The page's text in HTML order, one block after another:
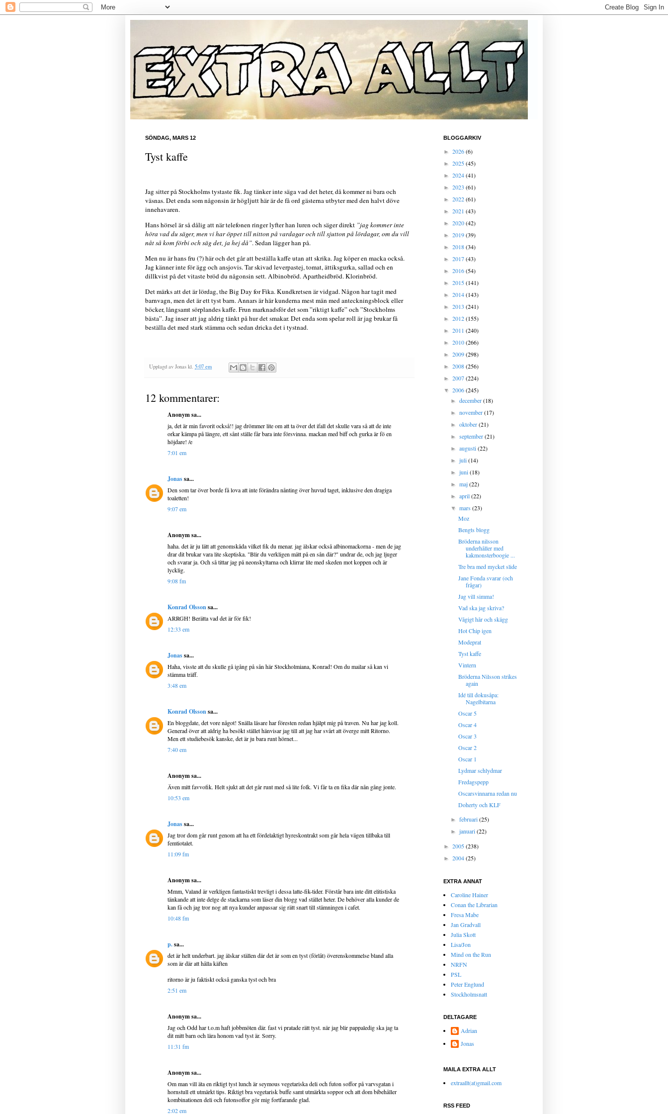
SÖNDAG, MARS 12
Tyst kaffe
Jag sitter på Stockholms tystaste fik. Jag tänker inte säga vad det heter, då kommer ni bara och
väsnas. Det enda som någonsin är högljutt här är de få ord gästerna utbyter med den halvt döve
innehavaren.
Hans hörsel är så dålig att när telefonen ringer lyfter han luren och säger direkt ”jag kommer inte
höra vad du säger, men vi har öppet till nitton på vardagar och till sjutton på lördagar, om du vill
nåt så kom förbi och säg det, ja hej då”. Sedan lägger han på.
Men nu är hans fru (?) här och det går att beställa kaffe utan att skrika. Jag köper en macka också.
Jag känner inte för ägg och ansjovis. Tar skivad leverpastej, tomat, ättiksgurka, sallad och en
dillkvist på det vitaste bröd du någonsin sett. Albinobröd. Apartheidbröd. Klorinbröd.
Det märks att det är lördag, the Big Day for Fika. Kundkretsen är vidgad. Någon har tagit med
barnvagn, men det är ett tyst barn. Annars är här kunderna mest män med anteckningsblock eller
böcker, långsamt sörplandes kaffe. Frun marknadsför det som ”riktigt kaffe” och ”Stockholms
bästa”. Jag inser att jag aldrig tänkt på hur det smakar. Det enda som spelar roll är jag brukar få
beställa det med stark stämma och sedan dricka det i tystnad.
Upplagd av Jonas kl. 5:07 em
12 kommentarer:
Anonym sa...
ja, det är min favorit också!! jag drömmer lite om att ta över det ifall det skulle vara så att de inte
orkar kämpa på längre, ett sånt ställe får bara inte försvinna. mackan med biff och gurka är fö en
höjdare! /e
7:01 em
Jonassa...
Den som tar över borde få lova att inte förändra nånting över huvud taget, inklusive den dragiga
toaletten!
9:07 em
Anonym sa...
haha. det är ju lätt att genomskåda vilket fik du menar. jag älskar också albinomackorna - men de jag
drar dit brukar vara lite skeptiska. "Blir du verkligen mätt på en sån där?" undrar de, och jag ljuger
och svarar ja. Och så tittar jag på neonskyltarna och klirrar lite med skeden mot koppen och är
lycklig.
9:08 fm
Konrad Olssonsa...
ARRGH! Berätta vad det är för fik!
12:33 em
Jonassa...
Haha, visste att du skulle gå igång på sån här Stockholmiana, Konrad! Om du mailar så kan vi
stämma träff.
3:48 em
Konrad Olssonsa...
En bloggdate, det vore något! Snälla läsare har föresten redan hjälpt mig på traven. Nu har jag koll.
Generad över att aldrig ha besökt stället hänvisar jag till att jag har svårt att överge mitt Ritorno.
Men ett studiebesök kanske, det är ju bara runt hörnet...
7:40 em
Anonym sa...
Även mitt favvofik. Helt sjukt att det går runt med så lite folk. Vi får ta en fika där nån gång jonte.
10:53 em
Jonassa...
Jag tror dom går runt genom att ha ett fördelaktigt hyreskontrakt som går hela vägen tillbaka till
femtiotalet.
11:09 fm
Anonym sa...
Mmm, Valand är verkligen fantastiskt trevligt i dessa latte-fik-tider. Förstår bara inte ditt elitistiska
tänkande att inte delge de stackarna som läser din blogg vad stället heter. De behöver alla kunder de
kan få och jag tror nog att nya kunder anpassar sig rätt snart till stämningen i cafet.
10:48 fm
p.sa...
det är helt underbart. jag älskar ställen där det är som en tyst (förlåt) överenskommelse bland alla
som är där att hålla käften
ritorno är ju faktiskt också ganska tyst och bra
2:51 em
Anonym sa...
Jag och Odd har t.o.m haft jobbmöten där. fast vi pratade rätt tyst. när jag blir pappaledig ska jag ta
dit mitt barn och lära honom vad tyst är. Sorry.
11:31 fm
Anonym sa...
Om man vill äta en riktigt tyst lunch är seymous vegetariska deli och futon soffor på varvsgatan i
hornstull ett utmärkt tips. Riktigt bra vegetarisk buffe samt utmärkta soppor och att dom bibehåller
kombinationen deli och futonsoffor gör mig fortfarande glad.
2:02 em
BLOGGARKIV
► 2026(6)
► 2025(45)
► 2024(41)
► 2023 (61)
► 2022(61)
► 2021 (43)
► 2020(42)
► 2019(39)
► 2018(34)
► 2017(43)
► 2016(54)
► 2015(141)
► 2014(143)
► 2013 (241)
► 2012(155)
► 2011 (240)
► 2010(266)
► 2009(298)
► 2008(256)
► 2007(224)
▼ 2006(245)
►december(18)
►november(17)
►oktober(21)
►september(21)
►augusti(22)
►juli(14)
►juni(18)
►maj(22)
►april(22)
▼mars(23)
Moz
Bengts blogg
Bröderna nilsson
underhåller med
kakmonsterboogie ...
Tre bra med mycket slide
Jane Fonda svarar (och
frågar)
Jag vill simma!
Vad ska jag skriva?
Vågigt hår och skägg
Hot Chip igen
Modeprat
Tyst kaffe
Vintern
Bröderna Nilsson strikes
again
Idé till dokusåpa:
Nagelbitarna
Oscar 5
Oscar 4
Oscar 3
Oscar 2
Oscar 1
Lydmar schlydmar
Fredagspepp
Oscarsvinnarna redan nu
Doherty och KLF
►februari(25)
►januari(22)
► 2005(238)
► 2004(25)
EXTRA ANNAT
Caroline Hainer
Conan the Librarian
Fresa Mabe
Jan Gradvall
Julia Skott
Lisa/Jon
Mind on the Run
NRFN
PSL
Peter Englund
Stockholmsnatt
DELTAGARE
Adrian
Jonas
MAILA EXTRA ALLT
extraallt(at)gmail.com
RSS FEED